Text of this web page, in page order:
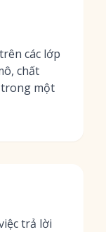
các lớp
chất
một
trả lời